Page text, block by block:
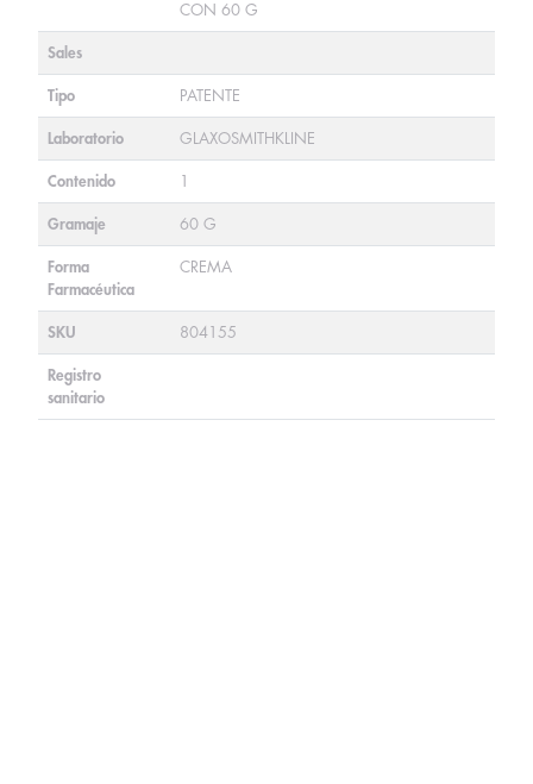
CON 60 G
Sales
Tipo PATENTE
Laboratorio GLAXOSMITHKLINE
Contenido 1
Gramaje 60 G
Forma
Farmacéutica
CREMA
SKU 804155
Registro
sanitario